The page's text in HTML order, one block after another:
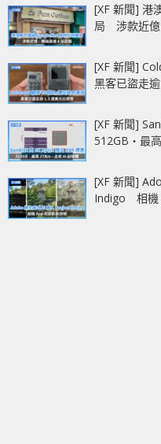
[XF 新聞] 港
局 涉款近
[XF 新聞]
黑客已盜走
[XF 新聞]
512GB‧最
[XF 新聞]
Indigo 相機